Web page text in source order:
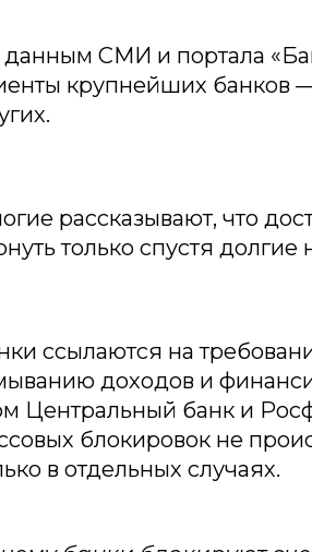
СМИ и портала
крупнейших банков
рассказывают, что
только спустя
ссылаются на
доходов и
Центральный банк и
блокировок не
в отдельных случаях.